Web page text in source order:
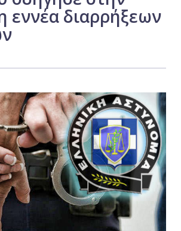
εννέα διαρρήξεων
Εργασία
Αγροτικά
Οικονομία
Πολιτική
Αθλητικά
Αστυνομικό Δελτίο